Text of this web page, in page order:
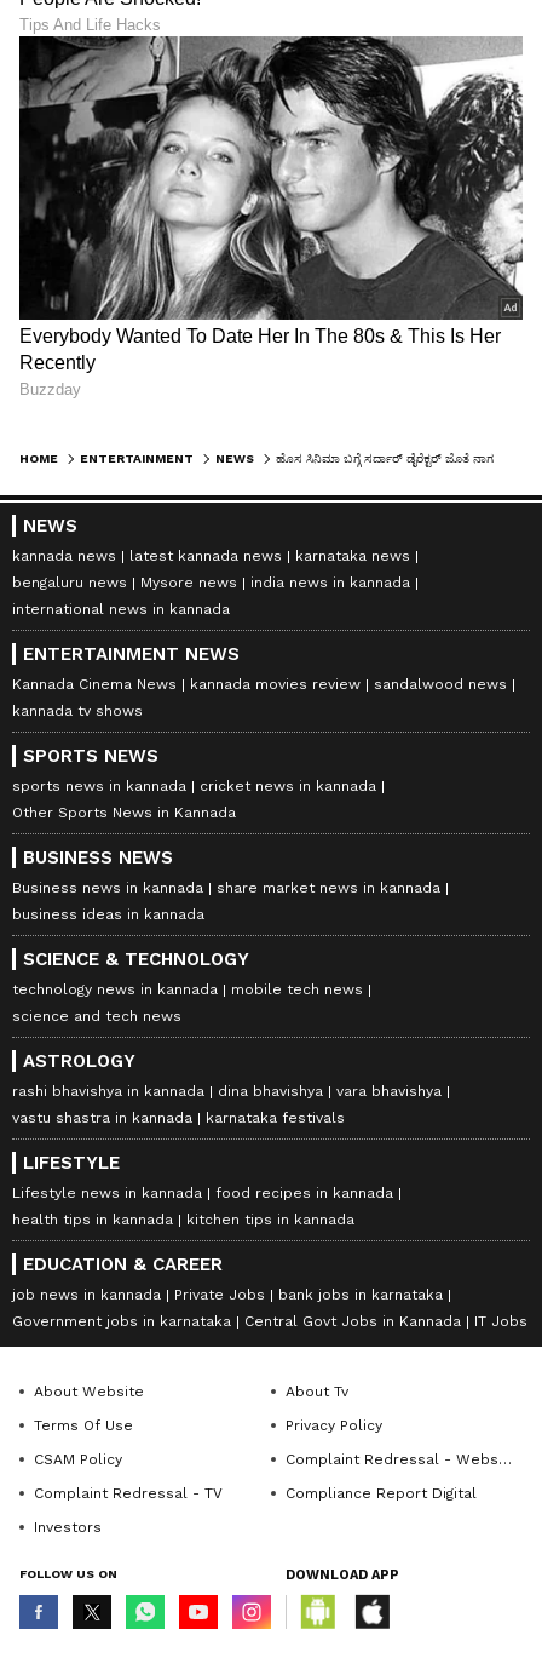
HOME ENTERTAINMENT NEWS
NEWS
kannada news latest kannada news
karnataka news
bengaluru news
Mysore news
india news in kannada
international news in kannada
ENTERTAINMENT NEWS
Kannada Cinema News kannada movies review
sandalwood news
kannada tv shows
SPORTS NEWS
sports news in kannada
cricket news in kannada
Other Sports News in Kannada
BUSINESS NEWS
Business news in kannada
share market news in kannada
business ideas in kannada
SCIENCE & TECHNOLOGY
technology news in kannada
mobile tech news
science and tech news
ASTROLOGY
rashi bhavishya in kannada dina bhavishya
vara bhavishya
vastu shastra in kannada
karnataka festivals
LIFESTYLE
Lifestyle news in kannada
food recipes in kannada
health tips in kannada
kitchen tips in kannada
EDUCATION & CAREER
job news in kannada Private Jobs
bank jobs in karnataka
Government jobs in karnataka
Central Govt Jobs in Kannada IT Jobs
About Website
About Tv
Terms Of Use
Privacy Policy
CSAM Policy
Complaint Redressal - Website
Complaint Redressal - TV
Compliance Report Digital
Investors
FOLLOW US ON DOWNLOAD APP